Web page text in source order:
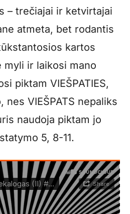
– trečiajai ir ketvirtajai
atmeta, bet rodantis
kartos
ir laikosi mano
piktam VIEŠPATIES,
nes VIEŠPATS nepaliks
naudoja piktam jo
5, 8-11.